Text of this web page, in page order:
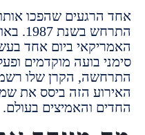
שהפכו אותו לדמות
1987.
באותה
ביום אחד בעשרות
בועה מוקדמים ופעל
הקרן שלו רשמה
הזה ביסס את שמו כאחד
והאמיצים בעולם.